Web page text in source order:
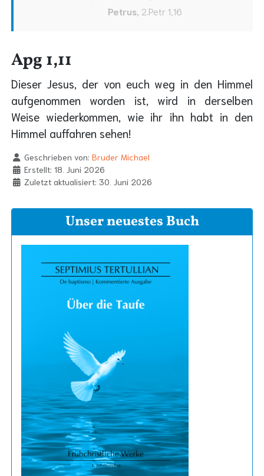
Petrus 2.Petr 1,16
Apg 1,11
Dieser Jesus, der von euch weg in den Himmel
aufgenommen worden ist, wird in derselben
Weise wiederkommen, wie ihr ihn habt in den
Himmel auffahren sehen!
Geschrieben von: Bruder Michael
Erstellt: 18. Juni 2026
Zuletzt aktualisiert: 30. Juni 2026
Unser neuestes Buch